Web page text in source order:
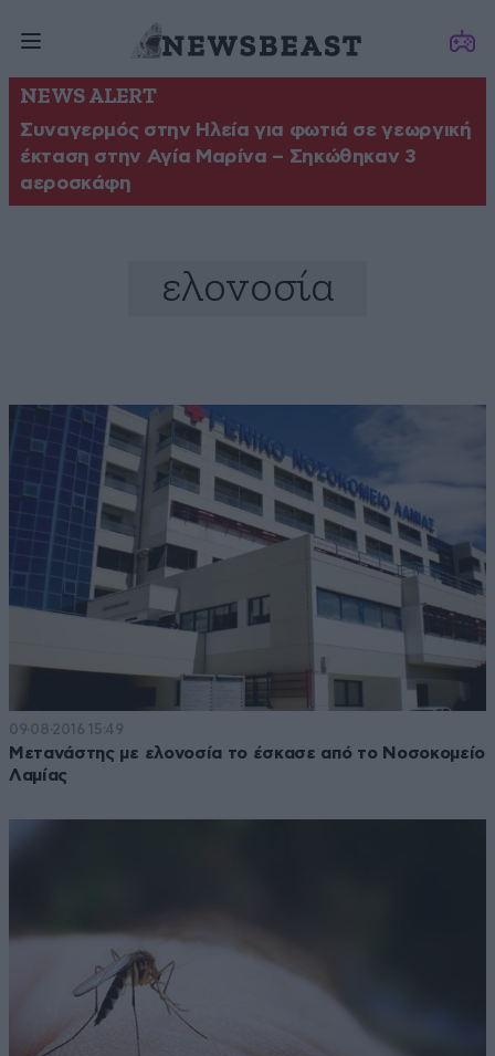
NEWS ALERT
Συναγερμός στην Ηλεία για φωτιά σε γεωργική
έκταση στην Αγία Μαρίνα – Σηκώθηκαν 3
αεροσκάφη
ελονοσία
09·08·2016 15:49
Mετανάστης με ελονοσία το έσκασε από το Νοσοκομείο
Λαμίας